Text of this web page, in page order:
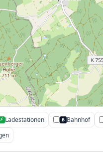
⚡ Ladestationen B Bahnhof